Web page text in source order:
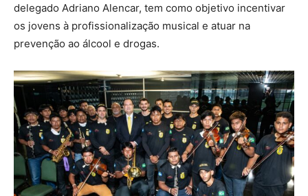
delegado Adriano Alencar, tem como objetivo incentivar
os jovens à profissionalização musical e atuar na
prevenção ao álcool e drogas.